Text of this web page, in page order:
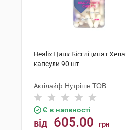
Healix Цинк Бісгліцинат
капсули 90 шт
Актілайф Нутрішн ТОВ
Є в наявності
від 605.00 грн